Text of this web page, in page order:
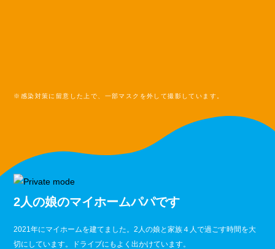
※感染対策に留意した上で、一部マスクを外して撮影しています。
2人の娘のマイホームパパです
2021年にマイホームを建てました。2人の娘と家族４人で過ごす時間を大
切にしています。ドライブにもよく出かけています。